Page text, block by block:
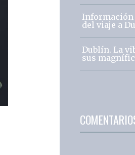
Información
del viaje a
Dublín. La
sus